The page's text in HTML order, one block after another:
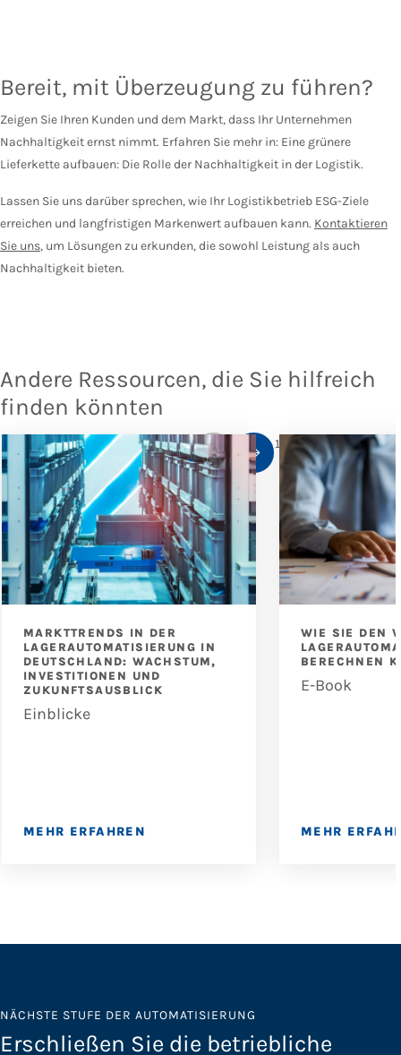
Bereit, mit Überzeugung zu führen?
Zeigen Sie Ihren Kunden und dem Markt, dass Ihr Unternehmen
Nachhaltigkeit ernst nimmt. Erfahren Sie mehr in: Eine grünere
Lieferkette aufbauen: Die Rolle der Nachhaltigkeit in der Logistik.
Lassen Sie uns darüber sprechen, wie Ihr Logistikbetrieb ESG-Ziele
erreichen und langfristigen Markenwert aufbauen kann. Kontaktieren
Sie uns, um Lösungen zu erkunden, die sowohl Leistung als auch
Nachhaltigkeit bieten.
Andere Ressourcen, die Sie hilfreich
finden könnten
MARKTTRENDS IN DER
LAGERAUTOMATISIERUNG IN
DEUTSCHLAND: WACHSTUM,
INVESTITIONEN UND
ZUKUNFTSAUSBLICK
Einblicke
MEHR ERFAHREN
WIE SIE DEN
BERECHNEN
E-Book
MEHR
1 /10
NÄCHSTE STUFE DER AUTOMATISIERUNG
Erschließen Sie die betriebliche